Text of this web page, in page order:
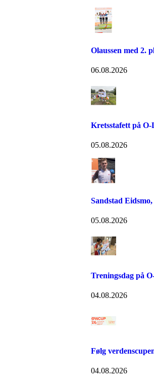
Olaussen med 2.
06.08.2026
Kretsstafett på O-
05.08.2026
Sandstad
05.08.2026
Treningsdag på
04.08.2026
Følg
04.08.2026